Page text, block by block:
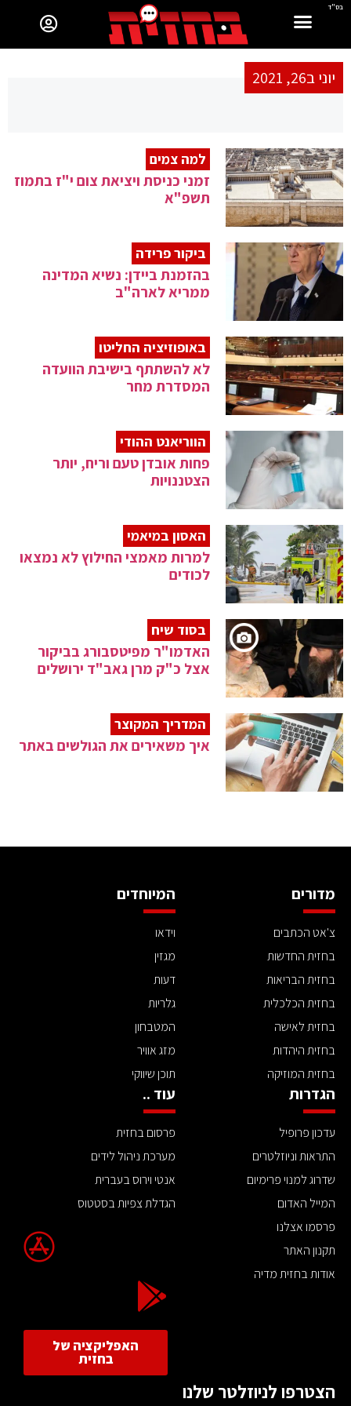
בס"ד
יוני ב26, 2021
למה צמים
זמני כניסת ויציאת צום י"ז בתמוז
תשפ"א
ביקור פרידה
בהזמנת ביידן: נשיא המדינה
ממריא לארה"ב
באופוזיציה החליטו
לא להשתתף בישיבת הוועדה
המסדרת מחר
הווריאנט ההודי
פחות אובדן טעם וריח, יותר
הצטננויות
האסון במיאמי
למרות מאמצי החילוץ לא נמצאו
לכודים
בסוד שיח
האדמו"ר מפיטסבורג בביקור
אצל כ"ק מרן גאב"ד ירושלים
המדריך המקוצר
איך משאירים את הגולשים באתר
מדורים
צ'אט הכתבים
בחזית החדשות
בחזית הבריאות
בחזית הכלכלית
בחזית לאישה
בחזית היהדות
בחזית המוזיקה
המיוחדים
וידאו
מגזין
דעות
גלריות
המטבחון
מזג אוויר
תוכן שיווקי
הגדרות
עדכון פרופיל
התראות וניוזלטרים
שדרוג למנוי פרימיום
המייל האדום
פרסמו אצלנו
תקנון האתר
אודות בחזית מדיה
עוד ..
פרסום בחזית
מערכת ניהול לידים
אנטי וירוס בעברית
הגדלת צפיות בסטטוס
האפליקציה של
בחזית
הצטרפו לניוזלטר שלנו